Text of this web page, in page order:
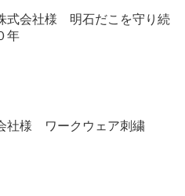
式会社様 明石だこを守り続
年
社様 ワークウェア刺繍